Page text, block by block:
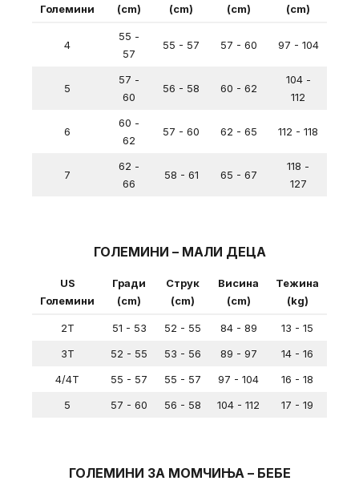
Големини
(cm)
(cm)
(cm)
(cm)
4
55 -
57
55 - 57 57 - 60 97 - 104
5
57 -
60
56 - 58 60 - 62
104 -
112
6
60 -
62
57 - 60 62 - 65 112 - 118
7
62 -
66
58 - 61 65 - 67
118 -
127
ГОЛЕМИНИ – МАЛИ ДЕЦА
US
Големини
Гради
(cm)
Струк
(cm)
Висина
(cm)
Тежина
(kg)
2T 51 - 53 52 - 55 84 - 89
13 - 15
3T
52 - 55 53 - 56 89 - 97
14 - 16
4/4T
55 - 57 55 - 57 97 - 104
16 - 18
5
57 - 60 56 - 58 104 - 112 17 - 19
ГОЛЕМИНИ ЗА МОМЧИЊА – БЕБЕ